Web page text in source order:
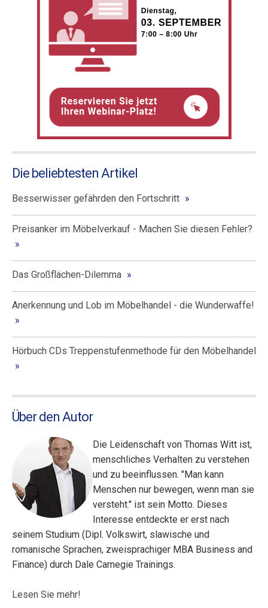
Die beliebtesten Artikel
Besserwisser gefährden den Fortschritt
Preisanker im Möbelverkauf - Machen Sie diesen Fehler?
Das Großflächen-Dilemma
Anerkennung und Lob im Möbelhandel - die Wunderwaffe!
Hörbuch CDs Treppenstufenmethode für den Möbelhandel
Über den Autor
Die Leidenschaft von Thomas Witt ist,
menschliches Verhalten zu verstehen
und zu beeinflussen. "Man kann
Menschen nur bewegen, wenn man sie
versteht." ist sein Motto. Dieses
Interesse entdeckte er erst nach
seinem Studium (Dipl. Volkswirt, slawische und
romanische Sprachen, zweisprachiger MBA Business and
Finance) durch Dale Carnegie Trainings.
Lesen Sie mehr!